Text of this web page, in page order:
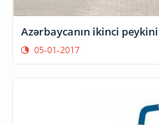
Azərbaycanın ikinci
05-01-2017